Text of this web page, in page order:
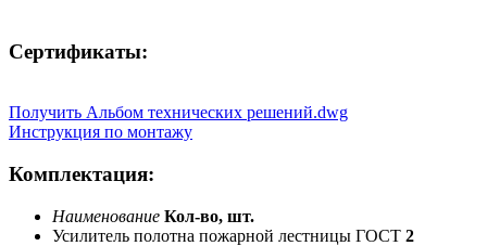
Сертификаты:
Получить Альбом технических решений.dwg
Инструкция по монтажу
Комплектация:
Наименование Кол-во, шт.
Усилитель полотна пожарной лестницы ГОСТ 2